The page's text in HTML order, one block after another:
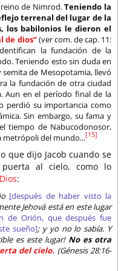
de Nimrod.Teniendo la
terrenal del lugar de la
los babilonios le dieron el
de dios”(ver com. de cap. 11:
la fundación de la
Teniendo esto sin duda en
de Mesopotamia, llevó
la fundación de otra ciudad
Aun en el período final de la
perdió su importancia como
Sin embargo, su fama y
tiempo de Nabucodonosor,
metrópoli del mundo...[15]
que dijo Jacob cuando se
al cielo, como lo
:
[después de haber visto la
Jehová está en este lugar
de Orión, que después fue
sueño]; y yo no lo sabía. Y
es este lugar! No es otra
del cielo. (Génesis 28:16-